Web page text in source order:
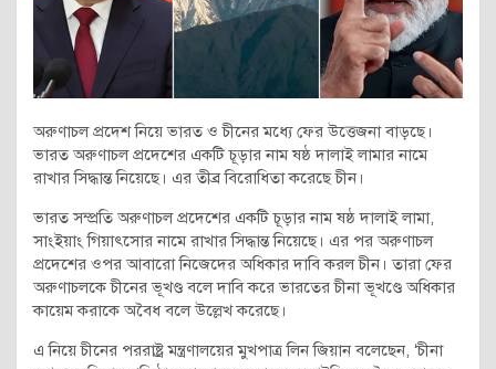
অরুণাচল প্রদেশ নিয়ে ভারত ও চীনের মধ্যে ফের উত্তেজনা বাড়ছে।
ভারত অরুণাচল প্রদেশের একটি চূড়ার নাম ষষ্ঠ দালাই লামার নামে
রাখার সিদ্ধান্ত নিয়েছে। এর তীব্র বিরোধিতা করেছে চীন।
ভারত সম্প্রতি অরুণাচল প্রদেশের একটি চূড়ার নাম ষষ্ঠ দালাই লামা,
সাংইয়াং গিয়াৎসোর নামে রাখার সিদ্ধান্ত নিয়েছে। এর পর অরুণাচল
প্রদেশের ওপর আবারো নিজেদের অধিকার দাবি করল চীন। তারা ফের
অরুণাচলকে চীনের ভূখণ্ড বলে দাবি করে ভারতের চীনা ভূখণ্ডে অধিকার
কায়েম করাকে অবৈধ বলে উল্লেখ করেছে।
এ নিয়ে চীনের পররাষ্ট্র মন্ত্রণালয়ের মুখপাত্র লিন জিয়ান বলেছেন, ‘চীনা